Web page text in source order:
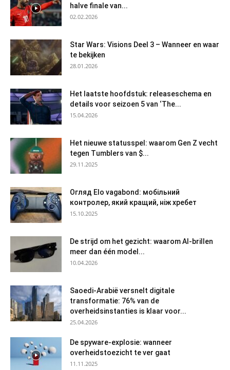
halve finale van...
02.02.2026
Star Wars: Visions Deel 3 – Wanneer en waar
te bekijken
28.01.2026
Het laatste hoofdstuk: releaseschema en
details voor seizoen 5 van ‘The...
15.04.2026
Het nieuwe statusspel: waarom Gen Z vecht
tegen Tumblers van $...
29.11.2025
Огляд Elo vagabond: мобільний
контролер, який кращий, ніж хребет
15.10.2025
De strijd om het gezicht: waarom AI-brillen
meer dan één model...
10.04.2026
Saoedi-Arabië versnelt digitale
transformatie: 76% van de
overheidsinstanties is klaar voor...
25.04.2026
De spyware-explosie: wanneer
overheidstoezicht te ver gaat
11.11.2025